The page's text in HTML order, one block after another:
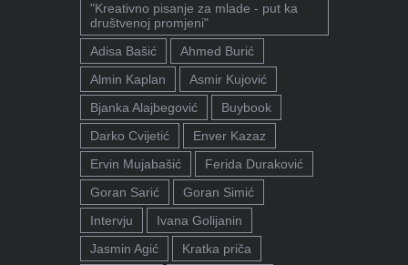
"Kreativno pisanje za mlade - put ka
društvenoj promjeni"
Adisa Bašić
Ahmed Burić
Almin Kaplan
Asmir Kujović
Bjanka Alajbegović
Buybook
Darko Cvijetić
Enver Kazaz
Ervin Mujabašić
Ferida Duraković
Goran Sarić
Goran Simić
Intervju
Ivana Golijanin
Jasmin Agić
Kratka priča